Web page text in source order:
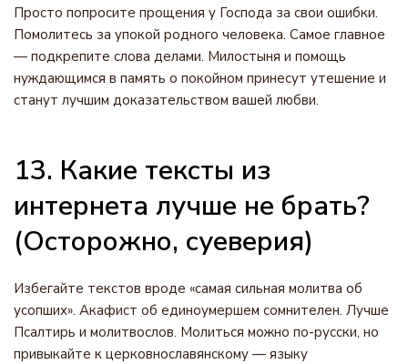
Просто попросите прощения у Господа за свои ошибки.
Помолитесь за упокой родного человека. Самое главное
— подкрепите слова делами. Милостыня и помощь
нуждающимся в память о покойном принесут утешение и
станут лучшим доказательством вашей любви.
13. Какие тексты из
интернета лучше не брать?
(Осторожно, суеверия)
Избегайте текстов вроде «самая сильная молитва об
усопших». Акафист об единоумершем сомнителен. Лучше
Псалтирь и молитвослов. Молиться можно по-русски, но
привыкайте к церковнославянскому — языку